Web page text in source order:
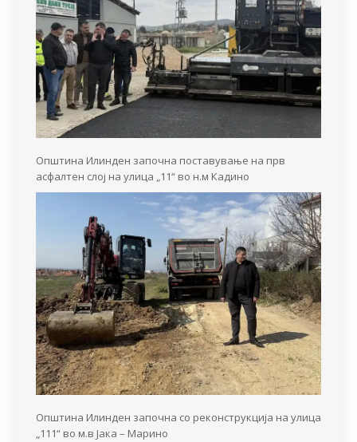
Општина Илинден започна поставување на прв
асфалтен слој на улица „11“ во н.м Кадино
Општина Илинден започна со реконструкција на улица
„111“ во м.в Јака – Марино